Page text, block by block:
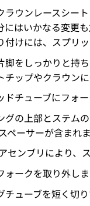
ラウンレースシー
にはいかなる変更
付けには、スプリ
脚をしっかりと持
チップやクラウン
ドチューブにフォ
グの上部とステム
ペーサーが含まれま
センブリにより、
ークを取り外しま
チューブを短く切